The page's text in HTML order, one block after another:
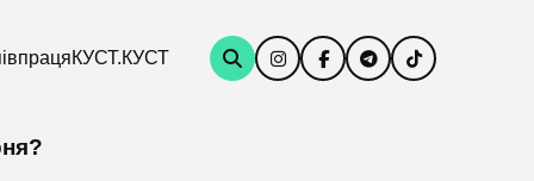
КУСТ.КУСТ